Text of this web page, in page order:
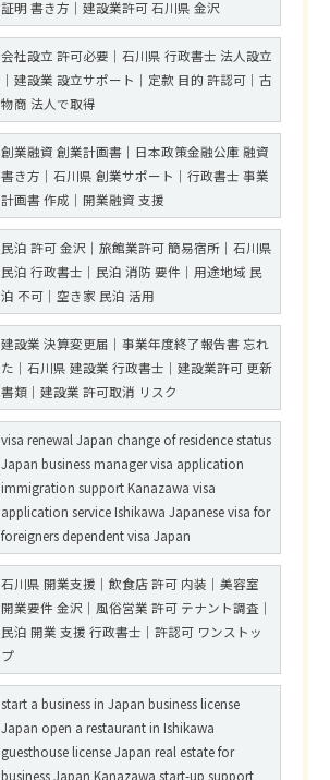
証明 書き方｜建設業許可 石川県 金沢
会社設立 許可必要｜石川県 行政書士 法人設立
｜建設業 設立サポート｜定款 目的 許認可｜古
物商 法人で取得
創業融資 創業計画書｜日本政策金融公庫 融資
書き方｜石川県 創業サポート｜行政書士 事業
計画書 作成｜開業融資 支援
民泊 許可 金沢｜旅館業許可 簡易宿所｜石川県
民泊 行政書士｜民泊 消防 要件｜用途地域 民
泊 不可｜空き家 民泊 活用
建設業 決算変更届｜事業年度終了報告書 忘れ
た｜石川県 建設業 行政書士｜建設業許可 更新
書類｜建設業 許可取消 リスク
visa renewal Japan change of residence status
Japan business manager visa application
immigration support Kanazawa visa
application service Ishikawa Japanese visa for
foreigners dependent visa Japan
石川県 開業支援｜飲食店 許可 内装｜美容室
開業要件 金沢｜風俗営業 許可 テナント調査｜
民泊 開業 支援 行政書士｜許認可 ワンストッ
プ
start a business in Japan business license
Japan open a restaurant in Ishikawa
guesthouse license Japan real estate for
business Japan Kanazawa start-up support